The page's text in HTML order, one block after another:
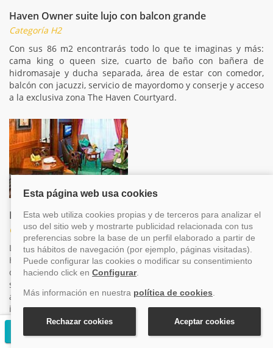
Haven Owner suite lujo con balcon grande
Categoría H2
Con sus 86 m2 encontrarás todo lo que te imaginas y más:
cama king o queen size, cuarto de baño con bañera de
hidromasaje y ducha separada, área de estar con comedor,
balcón con jacuzzi, servicio de mayordomo y conserje y acceso
a la exclusiva zona The Haven Courtyard.
Haven Villa familiar con balcon
Categoría H4
Las Heaven Villas están situadas en el complejo exclusivo The
Haven, estas son la mejor elección si viajas en familia. Tienen
dos habitaciones separadas con dos cuartos de baño y una
sala de estar con comedor y un balcón (algunos de ellos
acristalados). Para una atención más personalizada, también
incluyen servicio de conserje y mayordomo. La ocupación
máxima de este alojamiento es de 5 personas y disponen de
53 metros cuadrados.